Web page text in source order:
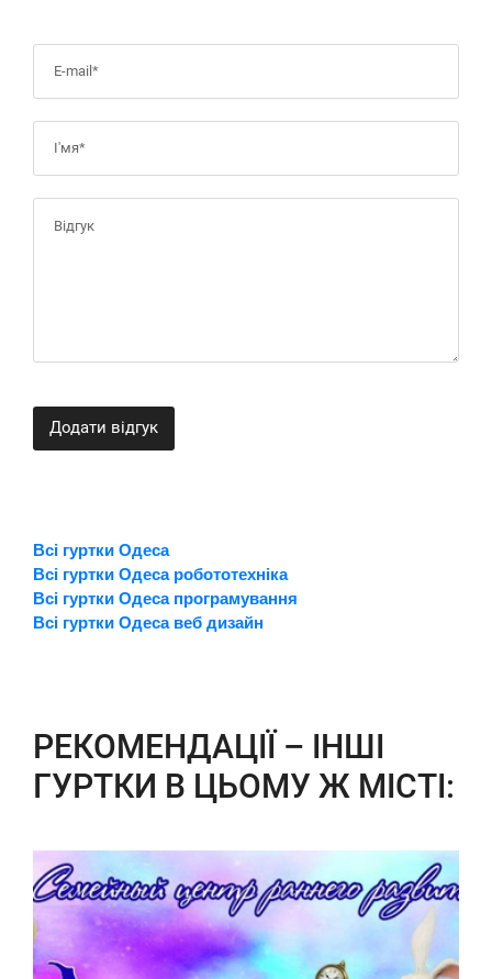
Додати відгук
Всі гуртки Одеса
Всі гуртки Одеса робототехніка
Всі гуртки Одеса програмування
Всі гуртки Одеса веб дизайн
РЕКОМЕНДАЦІЇ – ІНШІ
ГУРТКИ В ЦЬОМУ Ж МІСТІ: